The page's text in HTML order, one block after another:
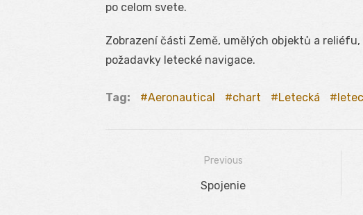
po celom svete.
Zobrazení části Země, umělých objektů a
požadavky letecké navigace.
Tag: Aeronautical chart Letecká
Previous
Previous
Spojenie